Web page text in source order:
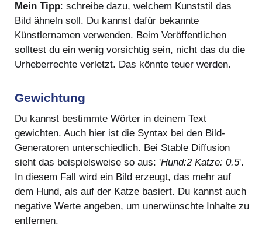
Mein Tipp: schreibe dazu, welchem Kunststil das
Bild ähneln soll. Du kannst dafür bekannte
Künstlernamen verwenden. Beim Veröffentlichen
solltest du ein wenig vorsichtig sein, nicht das du die
Urheberrechte verletzt. Das könnte teuer werden.
Gewichtung
Du kannst bestimmte Wörter in deinem Text
gewichten. Auch hier ist die Syntax bei den Bild-
Generatoren unterschiedlich. Bei Stable Diffusion
sieht das beispielsweise so aus: 'Hund:2 Katze: 0.5'.
In diesem Fall wird ein Bild erzeugt, das mehr auf
dem Hund, als auf der Katze basiert. Du kannst auch
negative Werte angeben, um unerwünschte Inhalte zu
entfernen.